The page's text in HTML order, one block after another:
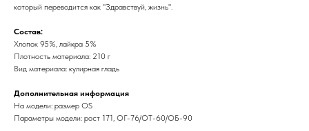
который переводится как "Здравствуй, жизнь".
Состав:
Хлопок 95%, лайкра 5%
Плотность материала: 210 г
Вид материала: кулирная гладь
Дополнительная информация
На модели: размер OS
Параметры модели: рост 171, ОГ-76/ОТ-60/ОБ-90